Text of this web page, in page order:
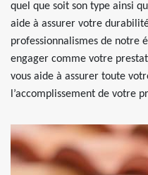
quel que soit son type ainsi
aide à assurer votre
professionnalismes de notre
engager comme votre
vous aide à assurer toute
l’accomplissement de votre